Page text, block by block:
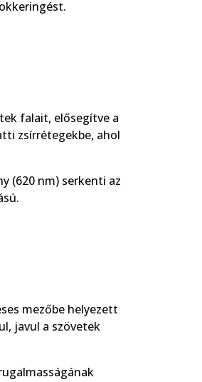
falait, elősegítve a
zsírrétegekbe, ahol
(620 nm) serkenti az
mezőbe helyezett
javul a szövetek